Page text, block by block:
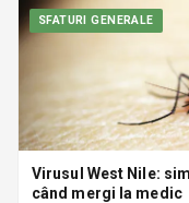
SFATURI GENERALE
Virusul West Nile:
când mergi la medic